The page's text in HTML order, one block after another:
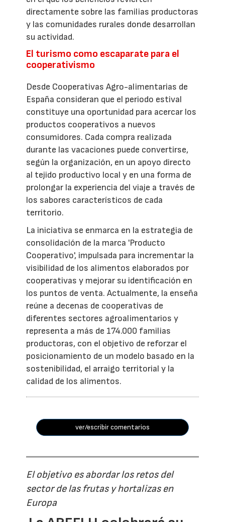
directamente sobre las familias productoras
y las comunidades rurales donde desarrollan
su actividad.
El turismo como escaparate para el
cooperativismo
Desde Cooperativas Agro-alimentarias de
España consideran que el periodo estival
constituye una oportunidad para acercar los
productos cooperativos a nuevos
consumidores. Cada compra realizada
durante las vacaciones puede convertirse,
según la organización, en un apoyo directo
al tejido productivo local y en una forma de
prolongar la experiencia del viaje a través de
los sabores característicos de cada
territorio.
La iniciativa se enmarca en la estrategia de
consolidación de la marca 'Producto
Cooperativo', impulsada para incrementar la
visibilidad de los alimentos elaborados por
cooperativas y mejorar su identificación en
los puntos de venta. Actualmente, la enseña
reúne a decenas de cooperativas de
diferentes sectores agroalimentarios y
representa a más de 174.000 familias
productoras, con el objetivo de reforzar el
posicionamiento de un modelo basado en la
sostenibilidad, el arraigo territorial y la
calidad de los alimentos.
ver/escribir comentarios
El objetivo es abordar los retos del
sector de las frutas y hortalizas en
Europa